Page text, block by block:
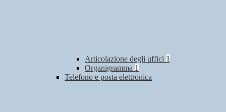
Articolazione degli uffici 1
Organigramma 1
Telefono e posta elettronica